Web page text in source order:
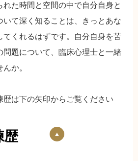
れた時間と空間の中で自分自身と
いて深く知ることは、きっとあな
てくれるはずです。自分自身を苦
問題について、臨床心理士と一緒
か。
は下の矢印からご覧ください
歴